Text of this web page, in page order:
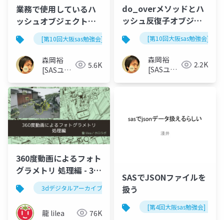
業務で使用しているハ
ッシュオブジェクトの
紹介
[第10回大阪sas勉強会]
森岡裕
[SASユー
世話人]
5.6K
do_overメソッドとハ
ッシュ反復子オブジェ
クトの簡単な使い方
[第10回大阪sas勉強会]
森岡裕
[SASユー
2.2K
360度動画によるフォト
グラメトリ 処理編 - 3D
スキャン何でもLT会
3dデジタルアーカイブ フォトグラメトリ
龍 lilea 76K
SASでJSONファイルを
扱う
[第4回大阪sas勉強会]